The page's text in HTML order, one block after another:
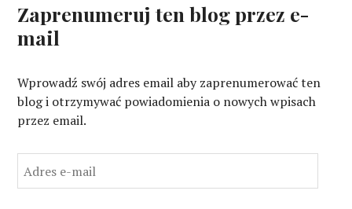
Zaprenumeruj ten blog przez e-
mail
Wprowadź swój adres email aby zaprenumerować ten
blog i otrzymywać powiadomienia o nowych wpisach
przez email.
d